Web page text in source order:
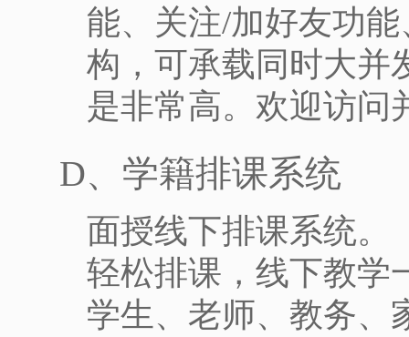
能、关注/加好友功
构，可承载同时大并
是非常高。欢迎访问
D、学籍排课系统
面授线下排课系统。
轻松排课，线下教学
学生、老师、教务、